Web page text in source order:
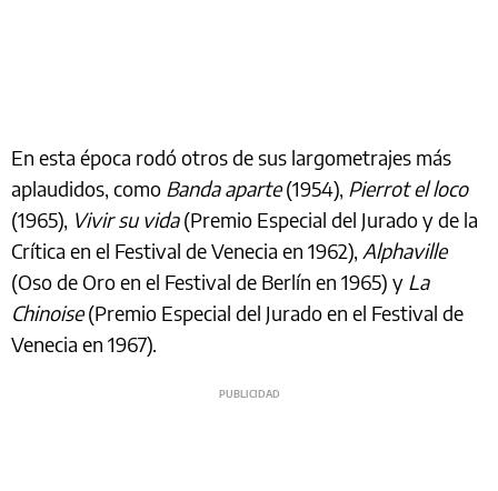
En esta época rodó otros de sus largometrajes más
aplaudidos, como Banda aparte(1954), Pierrot el loco
(1965), Vivir su vida(Premio Especial del Jurado y de la
Crítica en el Festival de Venecia en 1962), Alphaville
(Oso de Oro en el Festival de Berlín en 1965) y La
Chinoise(Premio Especial del Jurado en el Festival de
Venecia en 1967).